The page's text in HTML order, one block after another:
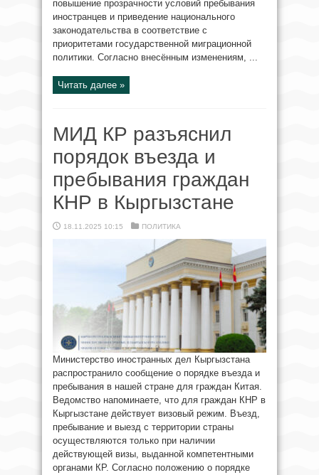
повышение прозрачности условий пребывания
иностранцев и приведение национального
законодательства в соответствие с
приоритетами государственной миграционной
политики. Согласно внесённым изменениям, ...
Читать далее »
МИД КР разъяснил
порядок въезда и
пребывания граждан
КНР в Кыргызстане
18.11.2025 10:15 ПОЛИТИКА
Министерство иностранных дел Кыргызстана
распространило сообщение о порядке въезда и
пребывания в нашей стране для граждан Китая.
Ведомство напоминаете, что для граждан КНР в
Кыргызстане действует визовый режим. Въезд,
пребывание и выезд с территории страны
осуществляются только при наличии
действующей визы, выданной компетентными
органами КР. Согласно положению о порядке